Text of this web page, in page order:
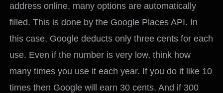
address online, many options are automatically
filled. This is done by the Google Places API. In
this case, Google deducts only three cents for each
use. Even if the number is very low, think how
many times you use it each year. If you do it like 10
times then Google will earn 30 cents. And if 300